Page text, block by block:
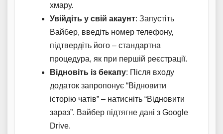
хмару.
Увійдіть у свій акаунт: Запустіть
Вайбер, введіть номер телефону,
підтвердіть його – стандартна
процедура, як при першій реєстрації.
Відновіть із бекапу: Після входу
додаток запропонує “Відновити
історію чатів” – натисніть “Відновити
зараз”. Вайбер підтягне дані з Google
Drive.